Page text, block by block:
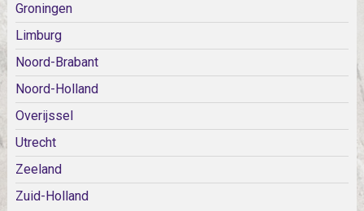
Groningen
Limburg
Noord-Brabant
Noord-Holland
Overijssel
Utrecht
Zeeland
Zuid-Holland